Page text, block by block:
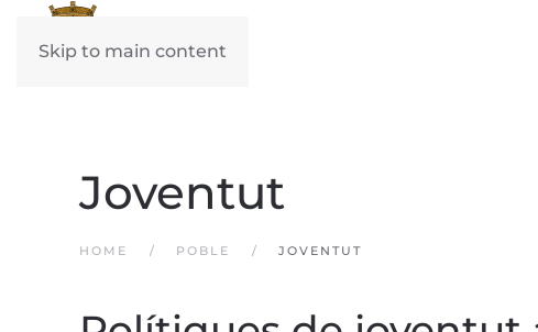
Skip to main content
Joventut
HOME POBLE JOVENTUT